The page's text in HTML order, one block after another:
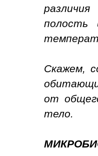
полость
Скажем,
от
тело.